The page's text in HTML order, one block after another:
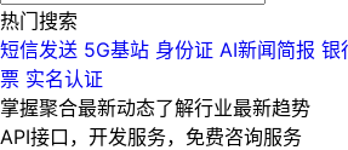
热门搜索
短信发送 5G基站 身份证 AI新闻简报 银
票 实名认证
掌握聚合最新动态了解行业最新趋势
API接口，开发服务，免费咨询服务